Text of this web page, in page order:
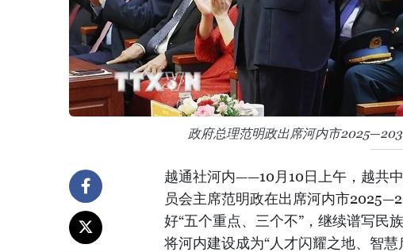
政府总理范明政出席河内市
越通社河内——10月10日上午，越共
员会主席范明政在出席河内市
好“五个重点、三个不”，继续谱写民
将河内建设成为“人才闪耀之地、智